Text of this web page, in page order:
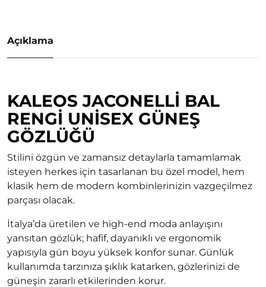
Açıklama
KALEOS JACONELLI BAL
RENGI UNISEX GÜNEŞ
GÖZLÜĞÜ
Stilini özgün ve zamansız detaylarla tamamlamak
isteyen herkes için tasarlanan bu özel model, hem
klasik hem de modern kombinlerinizin vazgeçilmez
parçası olacak.
İtalya’da üretilen ve high-end moda anlayışını
yansıtan gözlük; hafif, dayanıklı ve ergonomik
yapısıyla gün boyu yüksek konfor sunar. Günlük
kullanımda tarzınıza şıklık katarken, gözlerinizi de
güneşin zararlı etkilerinden korur.